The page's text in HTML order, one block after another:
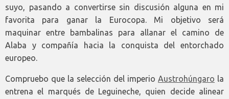
suyo, pasando a convertirse sin discusión alguna en mi
favorita para ganar la Eurocopa. Mi objetivo será
maquinar entre bambalinas para allanar el camino de
Alaba y compañía hacia la conquista del entorchado
europeo.
Compruebo que la selección del imperio Austrohúngaro la
entrena el marqués de Leguineche, quien decide alinear